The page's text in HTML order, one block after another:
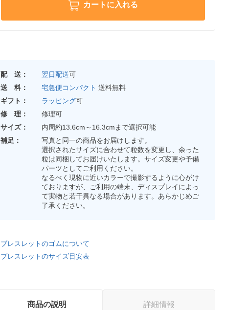
カートに入れる
配 送： 翌日配送可
送 料：
宅急便コンパクト 送料無料
ギフト：
ラッピング可
修 理：
修理可
サイズ：
内周約13.6cm～16.3cmまで選択可能
補足：
写真と同一の商品をお届けします。
選択されたサイズに合わせて粒数を変更し、余った
粒は同梱してお届けいたします。サイズ変更や予備
パーツとしてご利用ください。
なるべく現物に近いカラーで撮影するように心がけ
ておりますが、ご利用の端末、ディスプレイによっ
て実物と若干異なる場合があります。あらかじめご
了承ください。
ブレスレットのゴムについて
ブレスレットのサイズ目安表
商品の説明 詳細情報